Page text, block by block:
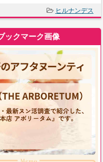
ヒルナンデス
ックマーク画像